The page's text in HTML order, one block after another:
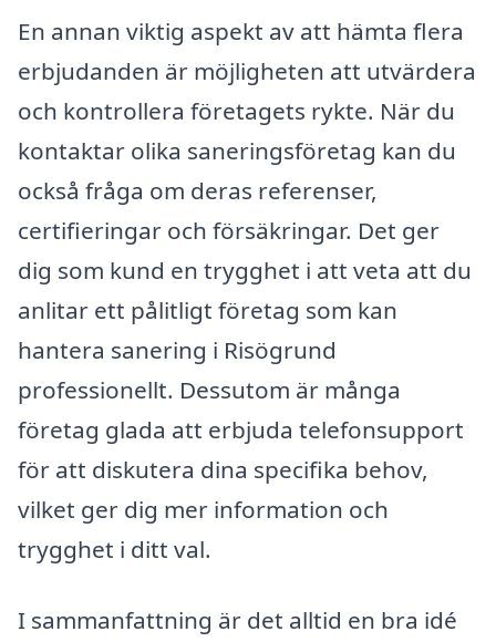
En annan viktig aspekt av att hämta flera
erbjudanden är möjligheten att utvärdera
och kontrollera företagets rykte. När du
kontaktar olika saneringsföretag kan du
också fråga om deras referenser,
certifieringar och försäkringar. Det ger
dig som kund en trygghet i att veta att du
anlitar ett pålitligt företag som kan
hantera sanering i Risögrund
professionellt. Dessutom är många
företag glada att erbjuda telefonsupport
för att diskutera dina specifika behov,
vilket ger dig mer information och
trygghet i ditt val.
I sammanfattning är det alltid en bra idé